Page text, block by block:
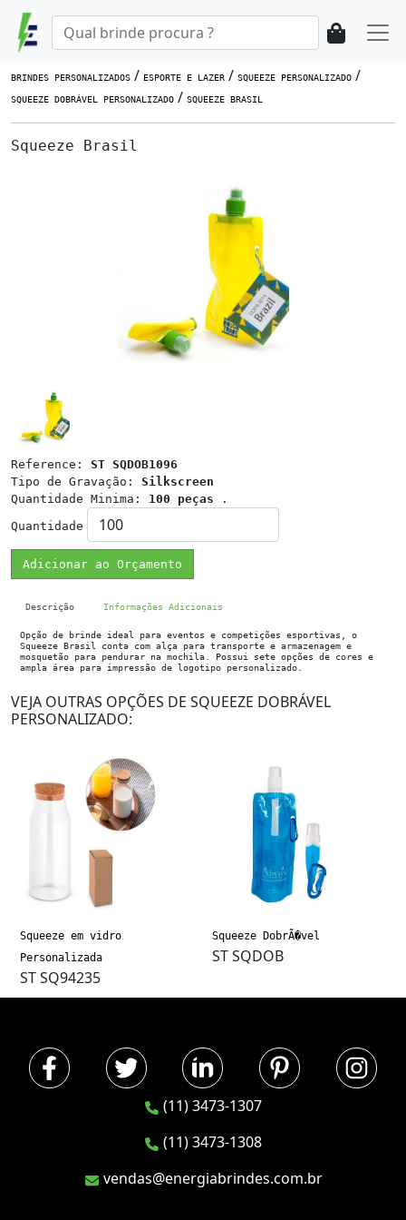
BRINDES PERSONALIZADOS / ESPORTE E LAZER / SQUEEZE PERSONALIZADO /
SQUEEZE DOBRÁVEL PERSONALIZADO / SQUEEZE BRASIL
Squeeze Brasil
Reference: ST SQDOB1096
Tipo de Gravação: Silkscreen
Quantidade Minima: 100 peças .
Quantidade
Adicionar ao Orçamento
Descrição Informações Adicionais
Opção de brinde ideal para eventos e competições esportivas, o
Squeeze Brasil conta com alça para transporte e armazenagem e
mosquetão para pendurar na mochila. Possui sete opções de cores e
ampla área para impressão de logotipo personalizado.
VEJA OUTRAS OPÇÕES DE SQUEEZE DOBRÁVEL
PERSONALIZADO:
Squeeze em vidro
Personalizada
ST SQ94235
Squeeze DobrÃ�vel
ST SQDOB
(11) 3473-1307
(11) 3473-1308
vendas@energiabrindes.com.br